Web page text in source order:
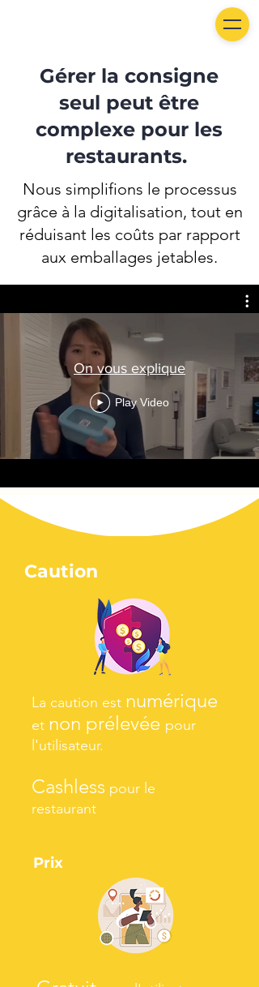
Gérer la consigne
seul peut être
complexe pour les
restaurants.
Nous simplifions le processus
grâce à la digitalisation, tout en
réduisant les coûts par rapport
aux emballages jetables.
On vous explique
Play Video
Caution
La caution est numérique
et non prélevée pour
l'utilisateur.
Cashless pour le
restaurant
Prix